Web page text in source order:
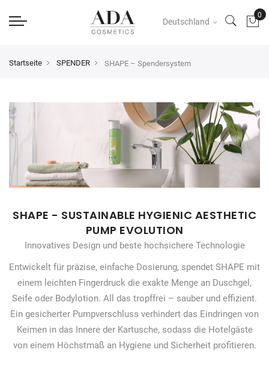
Deutschland
Startseite SPENDER SHAPE – Spendersystem
SHAPE - SUSTAINABLE HYGIENIC AESTHETIC
PUMP EVOLUTION
Innovatives Design und beste hochsichere Technologie
Entwickelt für präzise, einfache Dosierung, spendet SHAPE mit
einem leichten Fingerdruck die exakte Menge an Duschgel,
Seife oder Bodylotion. All das tropffrei – sauber und effizient.
Ein gesicherter Pumpverschluss verhindert das Eindringen von
Keimen in das Innere der Kartusche, sodass die Hotelgäste
von einem Höchstmaß an Hygiene und Sicherheit profitieren.